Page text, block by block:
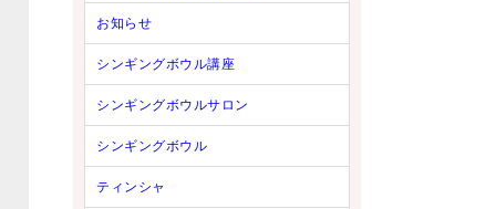
お知らせ
シンギングボウル講座
シンギングボウルサロン
シンギングボウル
ティンシャ